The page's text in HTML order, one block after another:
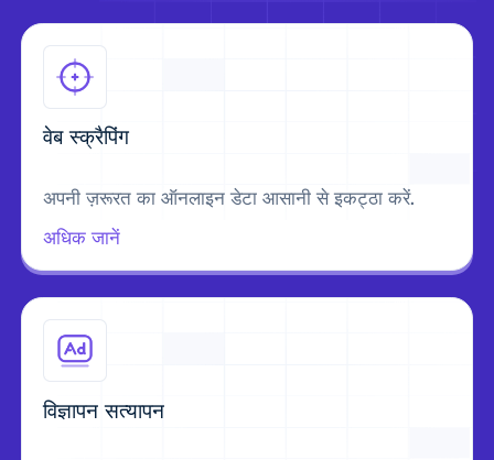
वेब स्क्रैपिंग
अपनी ज़रूरत का ऑनलाइन डेटा आसानी से इकट्ठा करें.
अधिक जानें
विज्ञापन सत्यापन